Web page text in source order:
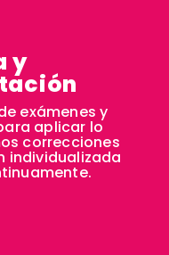
y
exámenes y
aplicar lo
correcciones
individualizada